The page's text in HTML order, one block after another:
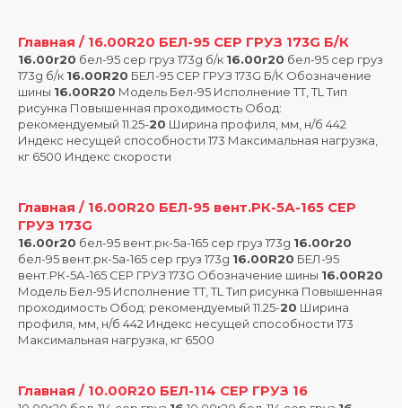
Главная / 16.00R20 БЕЛ-95 СЕР ГРУЗ 173G Б/К
16.00r20 бел-95 сер груз 173g б/к 16.00r20 бел-95 сер груз
173g б/к 16.00R20 БЕЛ-95 СЕР ГРУЗ 173G Б/К Обозначение
шины 16.00R20 Модель Бел-95 Исполнение TT, TL Тип
рисунка Повышенная проходимость Обод:
рекомендуемый 11.25-20 Ширина профиля, мм, н/б 442
Индекс несущей способности 173 Максимальная нагрузка,
кг 6500 Индекс скорости
Главная / 16.00R20 БЕЛ-95 вент.РК-5А-165 СЕР
ГРУЗ 173G
16.00r20 бел-95 вент.рк-5а-165 сер груз 173g 16.00r20
бел-95 вент.рк-5а-165 сер груз 173g 16.00R20 БЕЛ-95
вент.РК-5А-165 СЕР ГРУЗ 173G Обозначение шины 16.00R20
Модель Бел-95 Исполнение TT, TL Тип рисунка Повышенная
проходимость Обод: рекомендуемый 11.25-20 Ширина
профиля, мм, н/б 442 Индекс несущей способности 173
Максимальная нагрузка, кг 6500
Главная / 10.00R20 БЕЛ-114 СЕР ГРУЗ 16